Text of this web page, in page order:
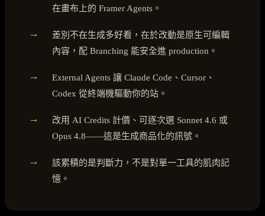
在畫布上的 Framer Agents。
→
差別不在生成多好看，在於改動是原生可編輯
內容，配 Branching 能安全進 production。
→
External Agents 讓 Claude Code、Cursor、
Codex 從終端機驅動你的站。
→
改用 AI Credits 計價、可逐次選 Sonnet 4.6 或
Opus 4.8——這是生成商品化的訊號。
→
該累積的是判斷力，不是對單一工具的肌肉記
憶。